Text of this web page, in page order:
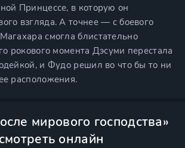
Принцессе, в которую он
взгляда. А точнее — с боевого
смогла блистательно
рокового момента Дэсуми перестала
и Фудо решил во что бы то ни
расположения.
мирового господства»
смотреть онлайн